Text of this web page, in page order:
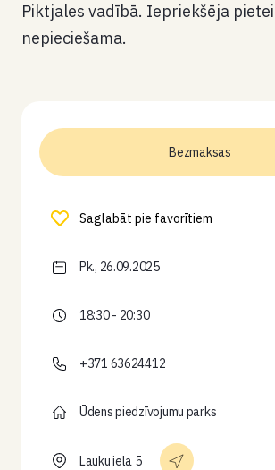
Piktjales vadībā. Iepriekšēja
nepieciešama.
Bezmaksas
Saglabāt pie favorītiem
Pk., 26.09.2025
18:30 - 20:30
+371 63624412
Ūdens piedzīvojumu parks
Lauku iela 5